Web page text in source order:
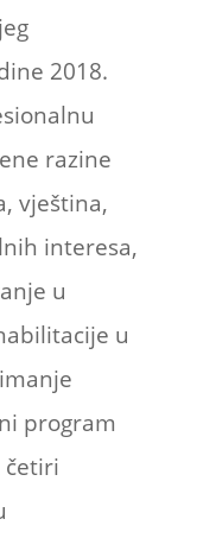
2018.
razine
vještina,
interesa,
u
u
program
četiri